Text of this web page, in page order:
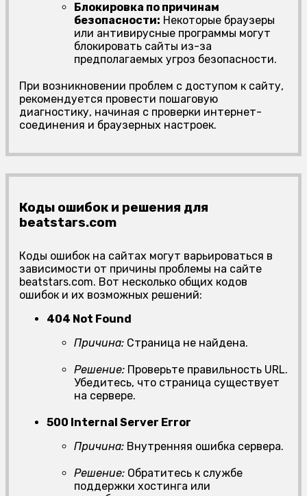
Блокировка по причинам
безопасности: Некоторые браузеры
или антивирусные программы могут
блокировать сайты из-за
предполагаемых угроз безопасности.
При возникновении проблем с доступом к сайту,
рекомендуется провести пошаговую
диагностику, начиная с проверки интернет-
соединения и браузерных настроек.
Коды ошибок и решения для
beatstars.com
Коды ошибок на сайтах могут варьироваться в
зависимости от причины проблемы на сайте
beatstars.com. Вот несколько общих кодов
ошибок и их возможных решений:
404 Not Found
Причина: Страница не найдена.
Решение: Проверьте правильность URL.
Убедитесь, что страница существует
на сервере.
500 Internal Server Error
Причина: Внутренняя ошибка сервера.
Решение: Обратитесь к службе
поддержки хостинга или